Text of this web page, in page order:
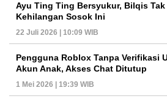
Ayu Ting Ting Bersyukur, Bilqis Tak
Kehilangan Sosok Ini
22 Juli 2026 | 10:09 WIB
Pengguna Roblox Tanpa Verifikasi
Akun Anak, Akses Chat Ditutup
1 Mei 2026 | 19:39 WIB